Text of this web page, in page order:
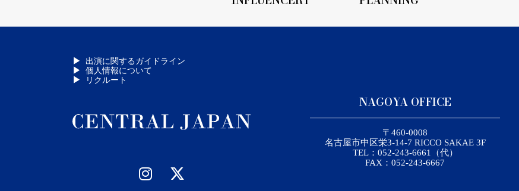
出演に関するガイドライン
個人情報について
リクルート
NAGOYA OFFICE
〒460-0008
名古屋市中区栄3-14-7 RICCO SAKAE 3F
TEL：052-243-6661（代）
FAX：052-243-6667